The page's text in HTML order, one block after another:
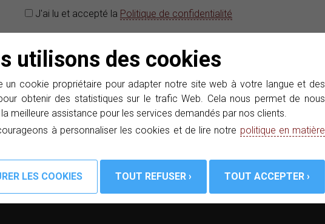
utilisons des cookies
un cookie propriétaire pour adapter notre site web à votre langue et des
obtenir des statistiques sur le trafic Web. Cela nous permet de nous
meilleure assistance pour les services demandés par nos clients.
à personnaliser les cookies et de lire notre politique en matière
J'ai lu et accepté la Politique de confidentialité